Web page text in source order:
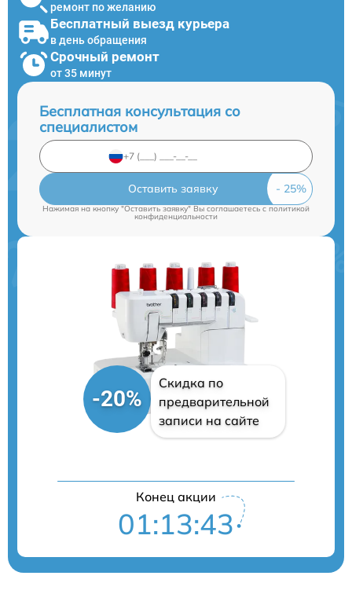
ремонт по желанию
Бесплатный выезд курьера
в день обращения
Срочный ремонт
от 35 минут
Бесплатная консультация со
специалистом
Оставить заявку
Нажимая на кнопку "Оставить заявку" Вы соглашаетесь cполитикой
конфиденциальности
-20%
Скидка по
предварительной
записи на сайте
Конец акции
01:13:43